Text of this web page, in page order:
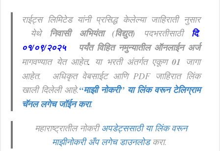
राईट्स लिमिटेड यांनी प्रसिद्ध केलेल्या जाहिराती नुसार
येथे निवासी अभियंता (विद्युत) पदभरतीसाठीदि.
०१/०९/२०२५ पर्यंत विहित नमुन्यातील ऑनलाईन अर्ज
मागवण्यात येत आहेत. या भरती अंतर्गत एकूण01 जागा
आहेत. अधिकृत वेबसाईट आणि PDF जाहिरात लिंक
खाली दिलेली आहे.“माझी नोकरी” या लिंक वरून टेलिग्राम
चॅनल लगेच जॉईन करा.
महाराष्ट्रातील नोकरीअपडेट्ससाठी या लिंक वरून
माझीनोकरी अँप लगेच डाउनलोडकरा.